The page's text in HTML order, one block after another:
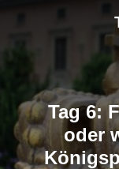
Tag 6:
oder